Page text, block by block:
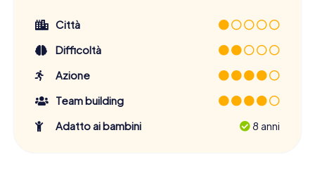
Città
Difficoltà
Azione
Team building
Adatto ai bambini
8 anni